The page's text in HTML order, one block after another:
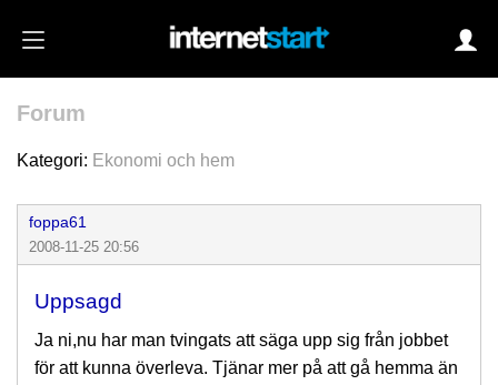
Forum
Kategori: Ekonomi och hem
foppa61
2008-11-25 20:56
Uppsagd
Ja ni,nu har man tvingats att säga upp sig från jobbet
för att kunna överleva. Tjänar mer på att gå hemma än